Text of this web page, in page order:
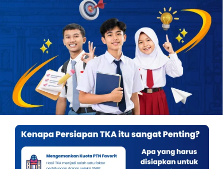
OUR PROGRAM
REGISTRATION
CONTACT US